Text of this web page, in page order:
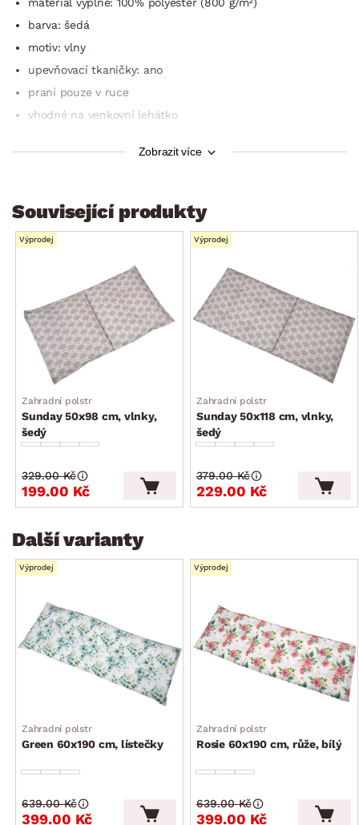
barva: šedá
motiv: vlny
upevňovací tkaničky: ano
praní pouze v ruce
vhodné na venkovní lehátko
Oeko-Tex Standard 100 (výrobek prošel laboratorními testy,
Zobrazit více
Související produkty
Výprodej
Zahradní polstr
Sunday 50x98 cm, vlnky,
šedý
199.00 Kč
329.00 Kč
Výprodej
Zahradní polstr
Sunday 50x118 cm, vlnky,
šedý
229.00 Kč
379.00 Kč
Další varianty
Výprodej
Zahradní polstr
Green 60x190 cm, lístečky
399.00 Kč
639.00 Kč
Výprodej
Zahradní polstr
Rosie 60x190 cm, růže, bílý
399.00 Kč
639.00 Kč